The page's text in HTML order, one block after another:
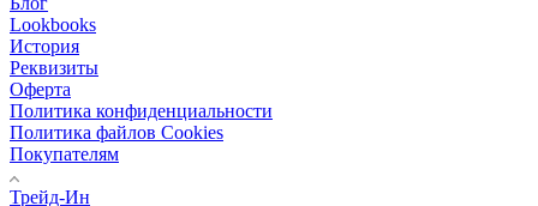
Lookbooks
История
Реквизиты
Оферта
Политика конфиденциальности
Политика файлов Cookies
Покупателям
Трейд-Ин